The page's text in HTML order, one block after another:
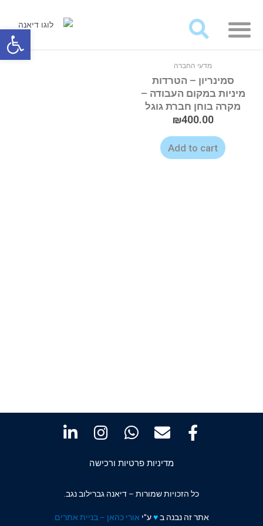
מדעי החברה
סמינריון – הטרדות
מיניות במקום העבודה –
מקרה בוחן חברת גוגל
₪400.00
Add to cart
מדיניות פרטיות ורכישה
כל הזכויות שמורות – דיאנה גברילוב נגב.
אתר זה נבנה ב♥️ע"י אורי כהאן – בניית אתרים
פתח